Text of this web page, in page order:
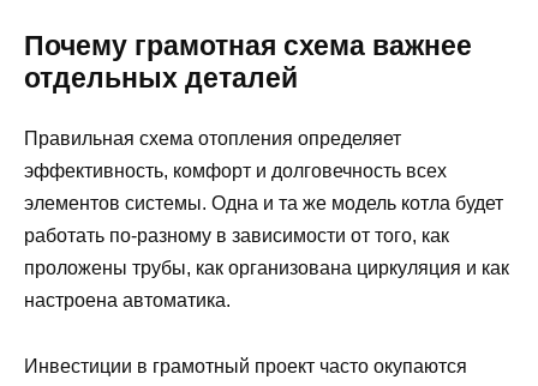
Почему грамотная схема важнее
отдельных деталей
Правильная схема отопления определяет
эффективность, комфорт и долговечность всех
элементов системы. Одна и та же модель котла будет
работать по-разному в зависимости от того, как
проложены трубы, как организована циркуляция и как
настроена автоматика.
Инвестиции в грамотный проект часто окупаются